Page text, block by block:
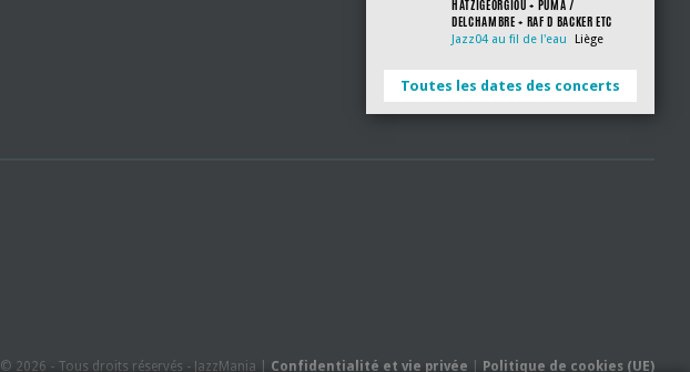
HATZIGEORGIOU + PUMA /
DELCHAMBRE + RAF D BACKER ETC
Jazz04 au fil de l'eau Liège
Toutes les dates des concerts
© 2026 - Tous droits réservés - JazzMania | Confidentialité et vie privée Politique de cookies (UE)